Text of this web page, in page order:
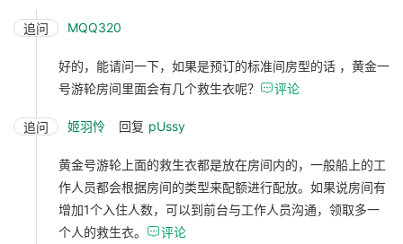
追问 MQQ320
好的，能请问一下，如果是预订的标准间房型的话 ，黄金一
号游轮房间里面会有几个救生衣呢？ 评论
追问 姬羽怜 回复 pUssy
黄金号游轮上面的救生衣都是放在房间内的，一般船上的工
作人员都会根据房间的类型来配额进行配放。如果说房间有
增加1个入住人数，可以到前台与工作人员沟通，领取多一
个人的救生衣。 评论